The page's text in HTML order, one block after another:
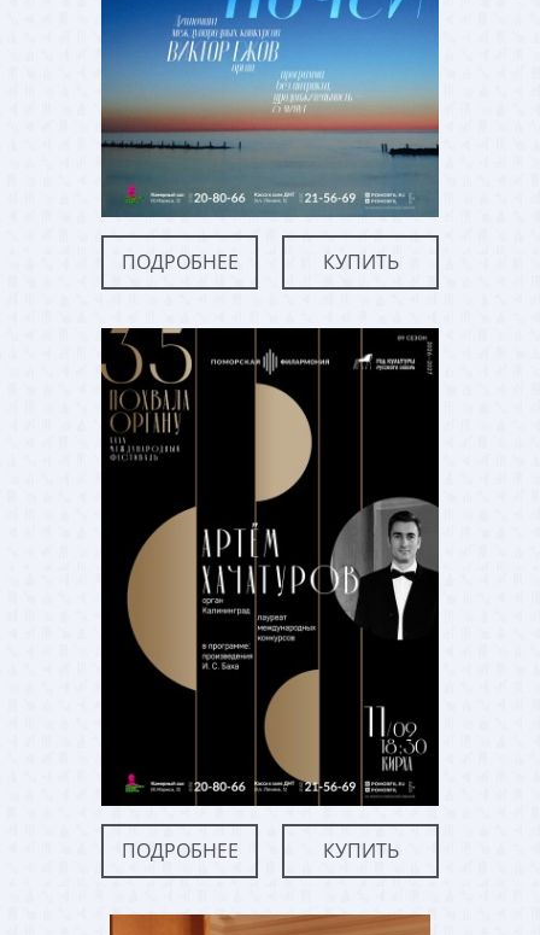
ПОДРОБНЕЕ КУПИТЬ
ПОДРОБНЕЕ КУПИТЬ